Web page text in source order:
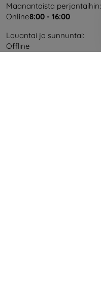
Maanantaista perjantaihin:
Online8:00 - 16:00
Lauantai ja sunnuntai:
Offline